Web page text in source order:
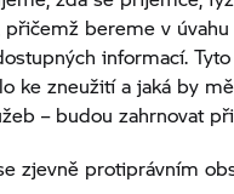
bereme v
informací.
ke zneužití a jaká by
– budou zahrnovat
zjevně protiprávním